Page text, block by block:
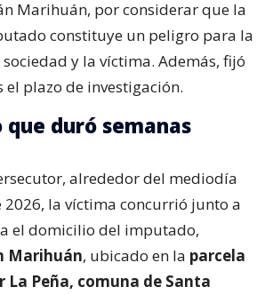
Marihuán, por considerar que la
constituye un peligro para la
y la víctima. Además, fijó
el plazo de investigación.
que duró semanas
alrededor del mediodía
la víctima concurrió junto a
el domicilio del imputado,
Marihuán, ubicado en la parcela
La Peña, comuna de Santa